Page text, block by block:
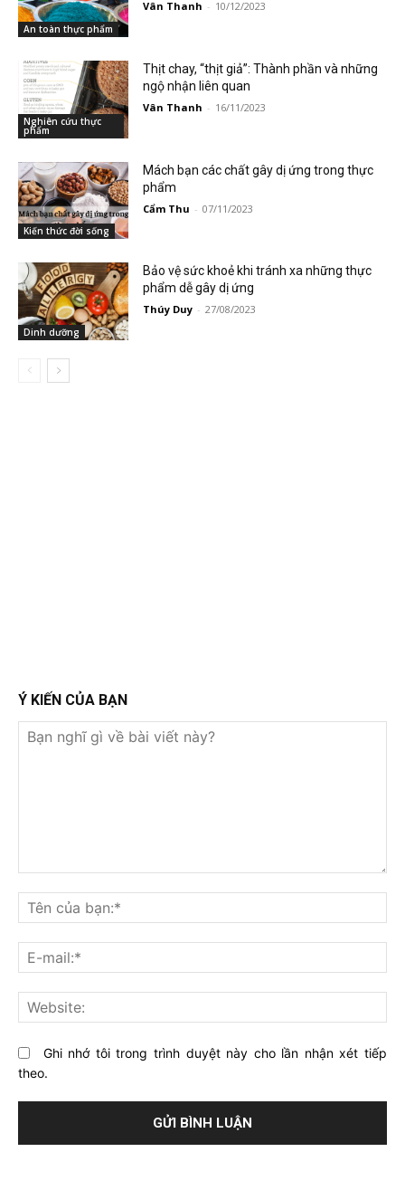
An toàn thực phẩm
Vân Thanh - 10/12/2023
Nghiên cứu thực
phẩm
Thịt chay, “thịt giả”: Thành phần và những
ngộ nhận liên quan
Vân Thanh - 16/11/2023
Kiến thức đời sống
Mách bạn các chất gây dị ứng trong thực
phẩm
Cẩm Thu - 07/11/2023
Dinh dưỡng
Bảo vệ sức khoẻ khi tránh xa những thực
phẩm dễ gây dị ứng
Thúy Duy - 27/08/2023
Ý KIẾN CỦA BẠN
nghĩ
gì
về
bài
viết
này?
Ghi nhớ tôi trong trình duyệt này cho lần nhận xét tiếp
theo.